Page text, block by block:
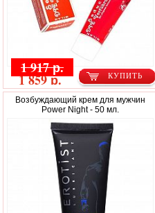
КУПИТЬ
1 917 р.
1 859 р.
Возбуждающий крем для мужчин
Power Night - 50 мл.